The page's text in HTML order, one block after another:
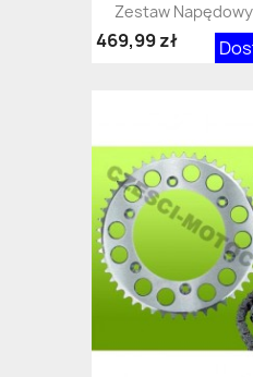
Zestaw Napędowy
469,99 zł